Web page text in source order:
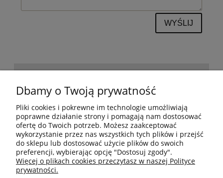
WYŚLIJ
BESTSELLERY
MOJE KONTO
Dbamy o Twoją prywatność
Pliki cookies i pokrewne im technologie umożliwiają
poprawne działanie strony i pomagają nam dostosować
ofertę do Twoich potrzeb. Możesz zaakceptować
wykorzystanie przez nas wszystkich tych plików i przejść
do sklepu lub dostosować użycie plików do swoich
preferencji, wybierając opcję "Dostosuj zgody".
Więcej o plikach cookies przeczytasz w naszej Polityce
prywatności.